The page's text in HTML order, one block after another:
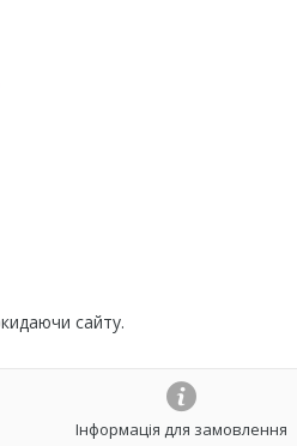
сайту.
Інформація для замовлення